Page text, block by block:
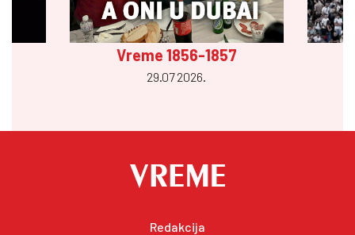
Vreme 1856-1857
29.07 2026.
Redakcija